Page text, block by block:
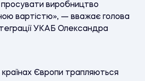
виробництво
вартістю», — вважає голова
УКАБ Олександра
Європи трапляються